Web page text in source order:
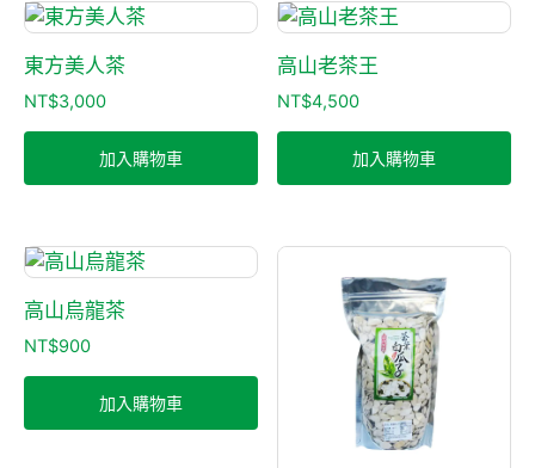
東方美人茶
NT$3,000
加入購物車
高山老茶王
NT$4,500
加入購物車
高山烏龍茶
NT$900
加入購物車